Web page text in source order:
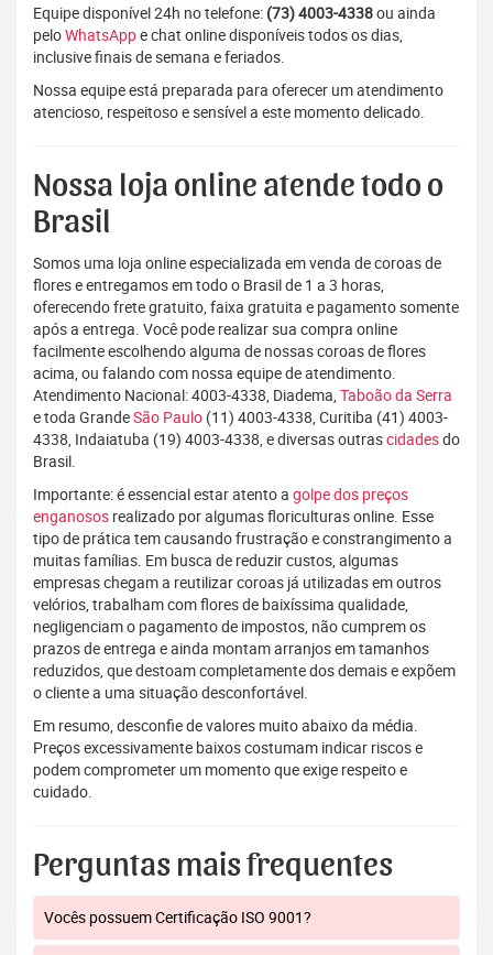
Equipe disponível 24h no telefone: (73) 4003-4338ou ainda
peloWhatsAppe chat online disponíveis todos os dias,
inclusive finais de semana e feriados.
Nossa equipe está preparada para oferecer um atendimento
atencioso, respeitoso e sensível a este momento delicado.
Nossa loja online atende todo o
Brasil
Somos uma loja online especializada em venda de coroas de
flores e entregamos em todo o Brasil de 1 a 3 horas,
oferecendo frete gratuito, faixa gratuita e pagamento somente
após a entrega. Você pode realizar sua compra online
facilmente escolhendo alguma de nossas coroas de flores
acima, ou falando com nossa equipe de atendimento.
Atendimento Nacional: 4003-4338, Diadema, Taboão da Serra
e toda GrandeSão Paulo (11) 4003-4338, Curitiba (41) 4003-
4338, Indaiatuba (19) 4003-4338, e diversas outrascidadesdo
Brasil.
Importante: é essencial estar atento a golpe dos preços
enganosos realizado por algumas floriculturas online. Esse
tipo de prática tem causando frustração e constrangimento a
muitas famílias. Em busca de reduzir custos, algumas
empresas chegam a reutilizar coroas já utilizadas em outros
velórios, trabalham com flores de baixíssima qualidade,
negligenciam o pagamento de impostos, não cumprem os
prazos de entrega e ainda montam arranjos em tamanhos
reduzidos, que destoam completamente dos demais e expõem
o cliente a uma situação desconfortável.
Em resumo, desconfie de valores muito abaixo da média.
Preços excessivamente baixos costumam indicar riscos e
podem comprometer um momento que exige respeito e
cuidado.
Perguntas mais frequentes
Vocês possuem Certificação ISO 9001?